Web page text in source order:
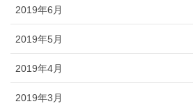
2019年6月
2019年5月
2019年4月
2019年3月